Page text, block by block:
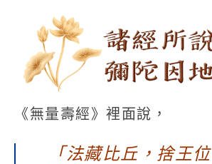
《無量壽經》裡面說，
「法藏比丘，捨王位